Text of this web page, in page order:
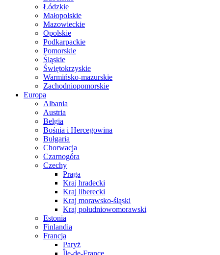
Łódzkie
Małopolskie
Mazowieckie
Opolskie
Podkarpackie
Pomorskie
Śląskie
Świętokrzyskie
Warmińsko-mazurskie
Zachodniopomorskie
Europa
Albania
Austria
Belgia
Bośnia i Hercegowina
Bułgaria
Chorwacja
Czarnogóra
Czechy
Praga
Kraj hradecki
Kraj liberecki
Kraj morawsko-śląski
Kraj południowomorawski
Estonia
Finlandia
Francja
Paryż
Île-de-France